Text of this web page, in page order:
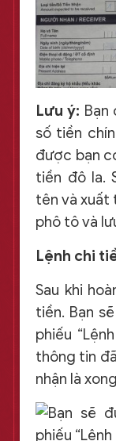
Lưu ý: Bạn
số tiền
được bạn
tiền đô la.
tên và xuất
phô tô và
Lệnh chi
Sau khi
tiền. Bạn
phiếu
thông tin
nhận là